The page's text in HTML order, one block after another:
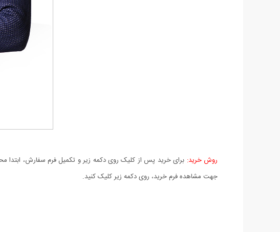
روش خرید: برای خرید پس از کلیک روی دکمه زیر و تکمیل فرم سفارش، ابتدا
جهت مشاهده فرم خرید، روی دکمه زیر کلیک کنید.